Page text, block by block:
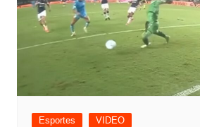
Esportes VIDEO